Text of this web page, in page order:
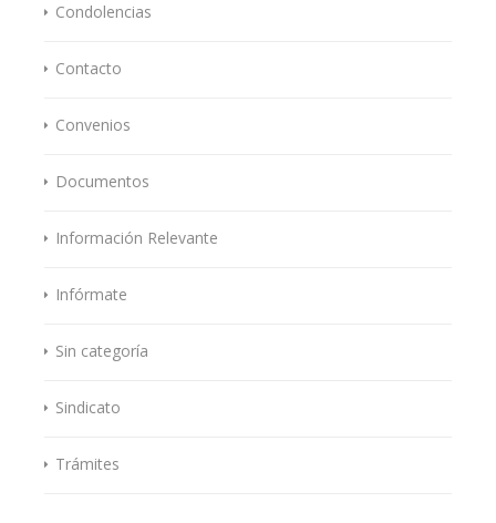
Condolencias
Contacto
Convenios
Documentos
Información Relevante
Infórmate
Sin categoría
Sindicato
Trámites